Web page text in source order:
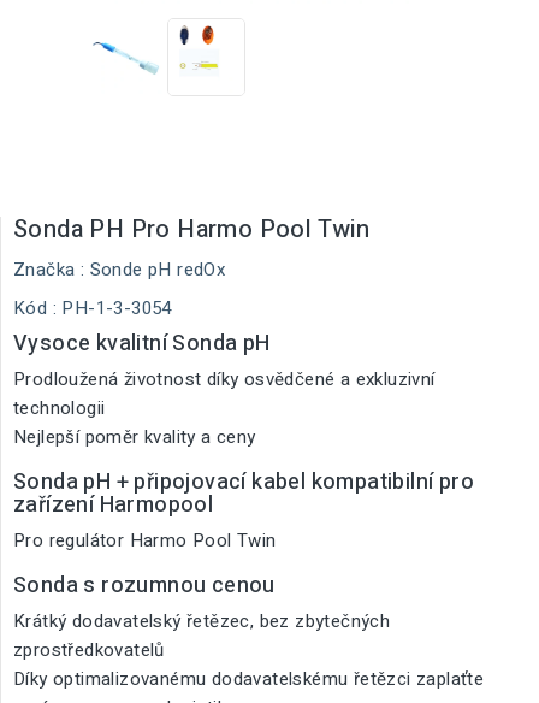
Sonda PH Pro Harmo Pool Twin
Značka : Sonde pH redOx
Kód : PH-1-3-3054
Vysoce kvalitní Sonda pH
Prodloužená životnost díky osvědčené a exkluzivní
technologii
Nejlepší poměr kvality a ceny
Sonda pH + připojovací kabel kompatibilní pro
zařízení Harmopool
Pro regulátor Harmo Pool Twin
Sonda s rozumnou cenou
Krátký dodavatelský řetězec, bez zbytečných
zprostředkovatelů
Díky optimalizovanému dodavatelskému řetězci zaplaťte